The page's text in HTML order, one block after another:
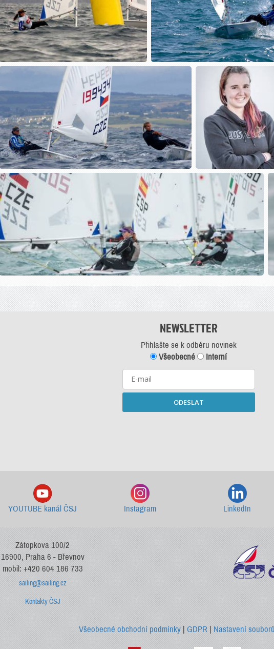
NEWSLETTER
Přihlašte se k odběru novinek
Všeobecné
Interní
ODESLAT
YOUTUBE kanál ČSJ Instagram LinkedIn
Zátopkova 100/2
16900, Praha 6 - Břevnov
mobil: +420 604 186 733
sailing@sailing.cz
Kontakty ČSJ
Všeobecné obchodní podmínky |GDPR |Nastavení